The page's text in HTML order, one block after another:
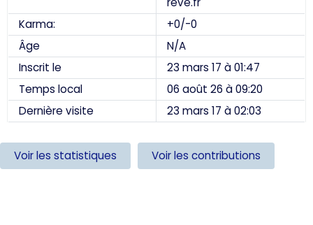
Karma:
+0/-0
Âge
N/A
Inscrit le
23 mars 17 à 01:47
Temps local
06 août 26 à 09:20
Dernière visite
23 mars 17 à 02:03
Voir les statistiques Voir les contributions